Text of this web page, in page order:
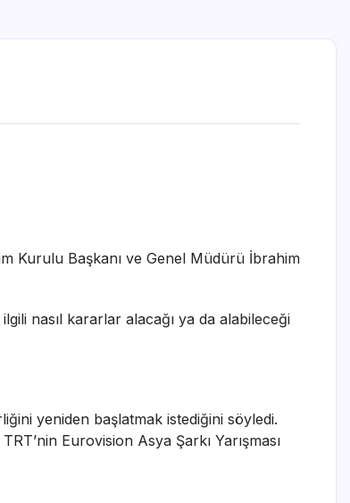
Kurulu Başkanı ve Genel Müdürü İbrahim
nasıl kararlar alacağı ya da alabileceği
yeniden başlatmak istediğini söyledi.
Eurovision Asya Şarkı Yarışması